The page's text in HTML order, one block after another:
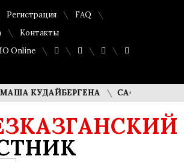
Регистрация
FAQ
Контакты
Online
КУДАЙБЕРГЕНА САФУАН